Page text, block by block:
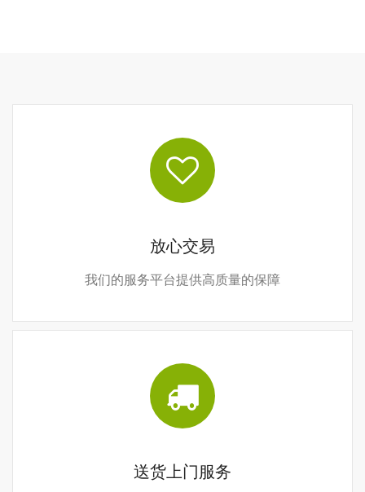
放心交易
我们的服务平台提供高质量的保障
送货上门服务